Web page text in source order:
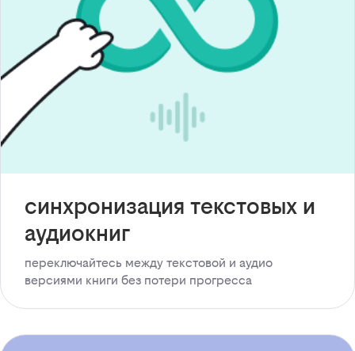
синхронизация текстовых и
аудиокниг
переключайтесь между текстовой и аудио
версиями книги без потери прогресса